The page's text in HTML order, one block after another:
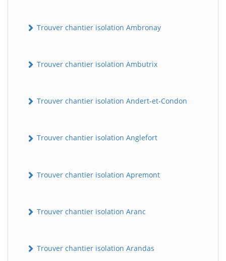
Trouver chantier isolation Ambronay
Trouver chantier isolation Ambutrix
Trouver chantier isolation Andert-et-Condon
Trouver chantier isolation Anglefort
Trouver chantier isolation Apremont
Trouver chantier isolation Aranc
Trouver chantier isolation Arandas